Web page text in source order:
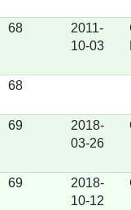
68
2011-
10-03
68
69
2018-
03-26
69
2018-
10-12